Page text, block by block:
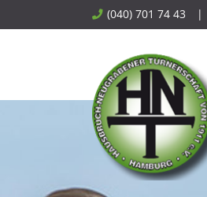
to
(040) 701 74 43 |